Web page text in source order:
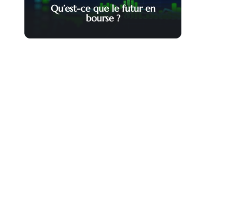
Qu’est-ce que le futur en
bourse ?